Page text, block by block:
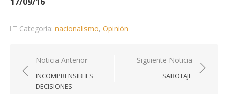
Categoría: nacionalismo, Opinión
Navegación
de
entradas
Noticia Anterior
INCOMPRENSIBLES
DECISIONES
Siguiente Noticia
SABOTAJE